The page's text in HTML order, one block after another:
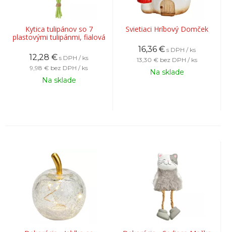
Kytica tulipánov so 7
plastovými tulipánmi, fialová
12,28 € s DPH / ks
9,98 € bez DPH / ks
Na sklade
Svietiaci Hríbový Domček
16,36 € s DPH / ks
13,30 € bez DPH / ks
Na sklade